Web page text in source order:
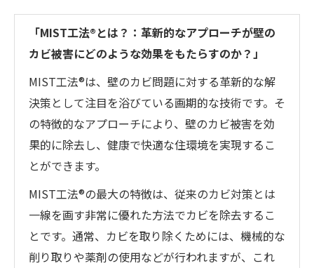
「MIST工法®とは？：革新的なアプローチが壁の
カビ被害にどのような効果をもたらすのか？」
MIST工法®は、壁のカビ問題に対する革新的な解
決策として注目を浴びている画期的な技術です。そ
の特徴的なアプローチにより、壁のカビ被害を効
果的に除去し、健康で快適な住環境を実現するこ
とができます。
MIST工法®の最大の特徴は、従来のカビ対策とは
一線を画す非常に優れた方法でカビを除去するこ
とです。通常、カビを取り除くためには、機械的な
削り取りや薬剤の使用などが行われますが、これ